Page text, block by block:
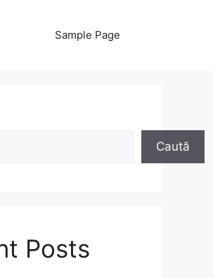
Sample Page
Caută
Posts